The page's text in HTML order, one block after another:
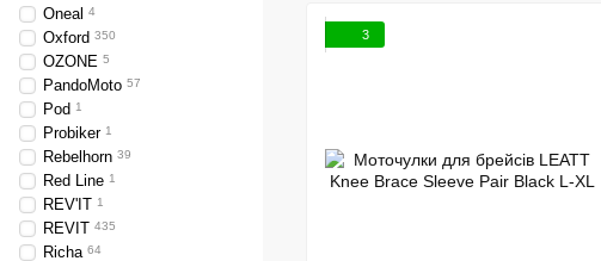
3
Oneal 4
Oxford 350
OZONE 5
PandoMoto 57
Pod 1
Probiker 1
Rebelhorn 39
Red Line 1
REV'IT 1
REVIT 435
Richa 64